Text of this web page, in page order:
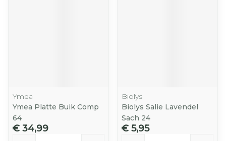
Ymea
Ymea Platte Buik Comp
64
€ 34,99
Biolys
Biolys Salie Lavendel
Sach 24
€ 5,95